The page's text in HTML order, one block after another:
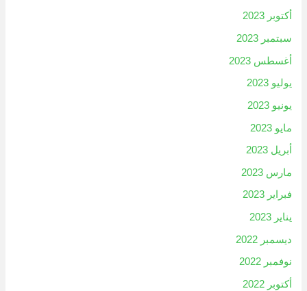
أكتوبر 2023
سبتمبر 2023
أغسطس 2023
يوليو 2023
يونيو 2023
مايو 2023
أبريل 2023
مارس 2023
فبراير 2023
يناير 2023
ديسمبر 2022
نوفمبر 2022
أكتوبر 2022